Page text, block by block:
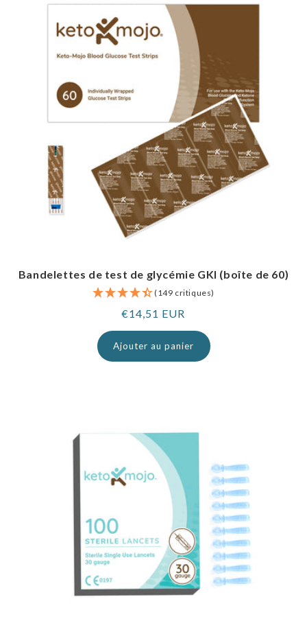
Bandelettes de test de glycémie GKI (boîte de 60)
(149 critiques)
Prix
normal
€14,51 EUR
Ajouter au panier